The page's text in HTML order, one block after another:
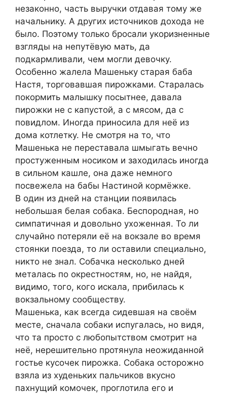
незаконно, часть выручки отдавая тому же
начальнику. А других источников дохода не
было. Поэтому только бросали укоризненные
взгляды на непутёвую мать, да
подкармливали, чем могли девочку.
Особенно жалела Машеньку старая баба
Настя, торговавшая пирожками. Старалась
покормить малышку посытнее, давала
пирожки не с капустой, а с мясом, да с
повидлом. Иногда приносила для неё из
дома котлетку. Не смотря на то, что
Машенька не переставала шмыгать вечно
простуженным носиком и заходилась иногда
в сильном кашле, она даже немного
посвежела на бабы Настиной кормёжке.
В один из дней на станции появилась
небольшая белая собака. Беспородная, но
симпатичная и довольно ухоженная. То ли
случайно потеряли её на вокзале во время
стоянки поезда, то ли оставили специально,
никто не знал. Собачка несколько дней
металась по окрестностям, но, не найдя,
видимо, того, кого искала, прибилась к
вокзальному сообществу.
Машенька, как всегда сидевшая на своём
месте, сначала собаки испугалась, но видя,
что та просто с любопытством смотрит на
неё, нерешительно протянула неожиданной
гостье кусочек пирожка. Собака осторожно
взяла из худеньких пальчиков вкусно
пахнущий комочек, проглотила его и